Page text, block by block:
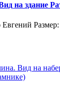
на здание
Евгений